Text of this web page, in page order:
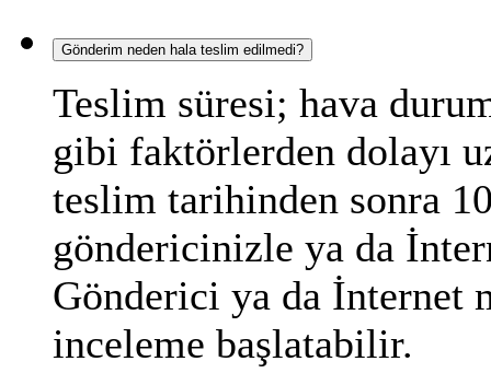
Gönderim neden hala teslim edilmedi?
Teslim süresi; hava
gibi faktörlerden dolayı
teslim tarihinden sonra
göndericinizle ya da
Gönderici ya da İnternet
inceleme başlatabilir.